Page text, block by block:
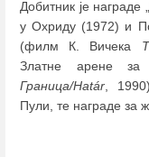
Добитник је
у Охриду (1972) и
(филм К. Вичека
Златне арене
Граница/Határ,
Пули, те награде за